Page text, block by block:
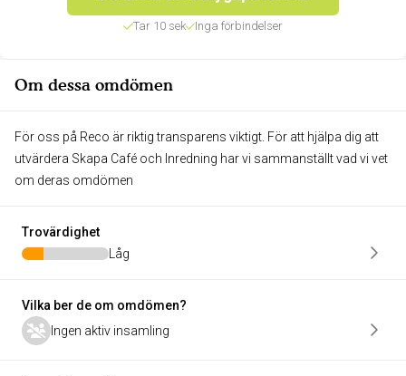
Tar 10 sek Inga förbindelser
Om dessa omdömen
För oss på Reco är riktig transparens viktigt. För att hjälpa dig att
utvärdera Skapa Café och Inredning har vi sammanställt vad vi vet
om deras omdömen
Trovärdighet
Låg
Vilka ber de om omdömen?
Ingen aktiv insamling